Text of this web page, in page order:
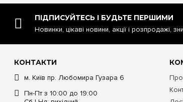
ПІДПИСУЙТЕСЬ І БУДЬТЕ ПЕРШИМИ
Новинки, цікаві новини, акції і розпродажі,
КОНТАКТИ
м. Київ пр. Любомира Гузара 6
Пн-Пт з 10:00 до 19:00